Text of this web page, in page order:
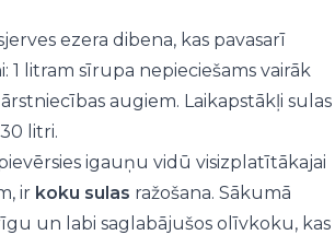
ezera dibena, kas pavasarī
litram sīrupa nepieciešams vairāk
augiem. Laikapstākļi sulas
litri.
igauņu vidū visizplatītākajai
ir koku sulas ražošana. Sākumā
un labi saglabājušos olīvkoku, kas